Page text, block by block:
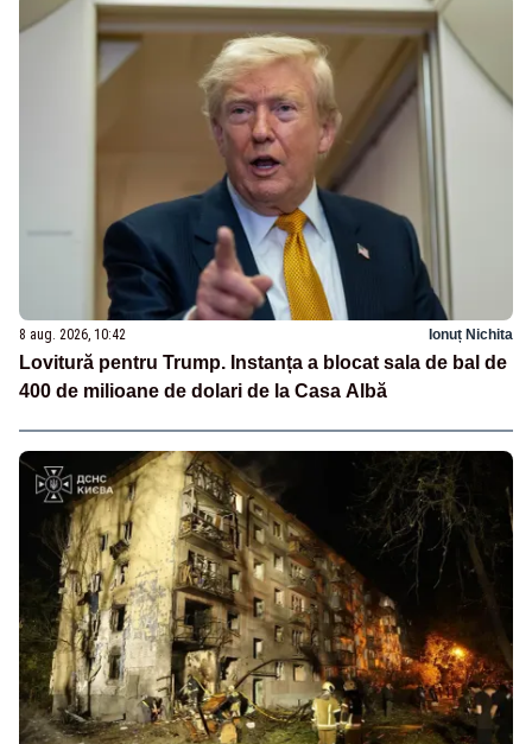
8 aug. 2026, 10:42 Ionuț Nichita
Lovitură pentru Trump. Instanța a blocat sala de bal de
400 de milioane de dolari de la Casa Albă